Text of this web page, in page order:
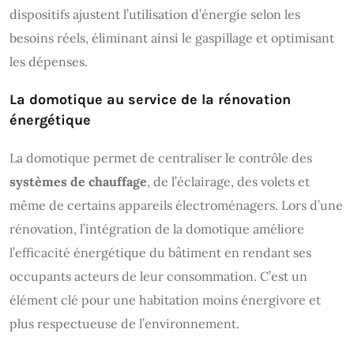
dispositifs ajustent l’utilisation d’énergie selon les
besoins réels, éliminant ainsi le gaspillage et optimisant
les dépenses.
La domotique au service de la rénovation
énergétique
La domotique permet de centraliser le contrôle des
systèmes de chauffage, de l’éclairage, des volets et
même de certains appareils électroménagers. Lors d’une
rénovation, l’intégration de la domotique améliore
l’efficacité énergétique du bâtiment en rendant ses
occupants acteurs de leur consommation. C’est un
élément clé pour une habitation moins énergivore et
plus respectueuse de l’environnement.